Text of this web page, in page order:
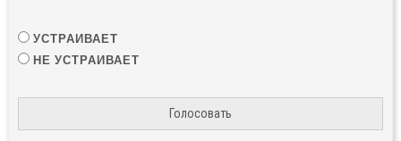
УСТРАИВАЕТ
НЕ УСТРАИВАЕТ
Голосовать